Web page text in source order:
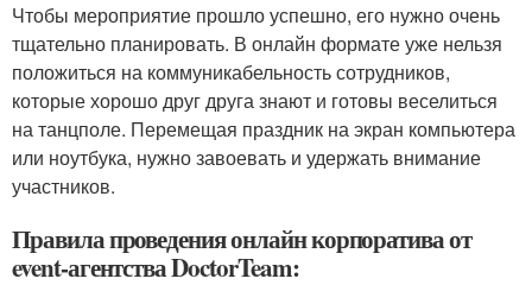
Чтобы мероприятие прошло успешно, его нужно очень
тщательно планировать. В онлайн формате уже нельзя
положиться на коммуникабельность сотрудников,
которые хорошо друг друга знают и готовы веселиться
на танцполе. Перемещая праздник на экран компьютера
или ноутбука, нужно завоевать и удержать внимание
участников.
Правила проведения онлайн корпоратива от
event-агентства DoctorTeam: